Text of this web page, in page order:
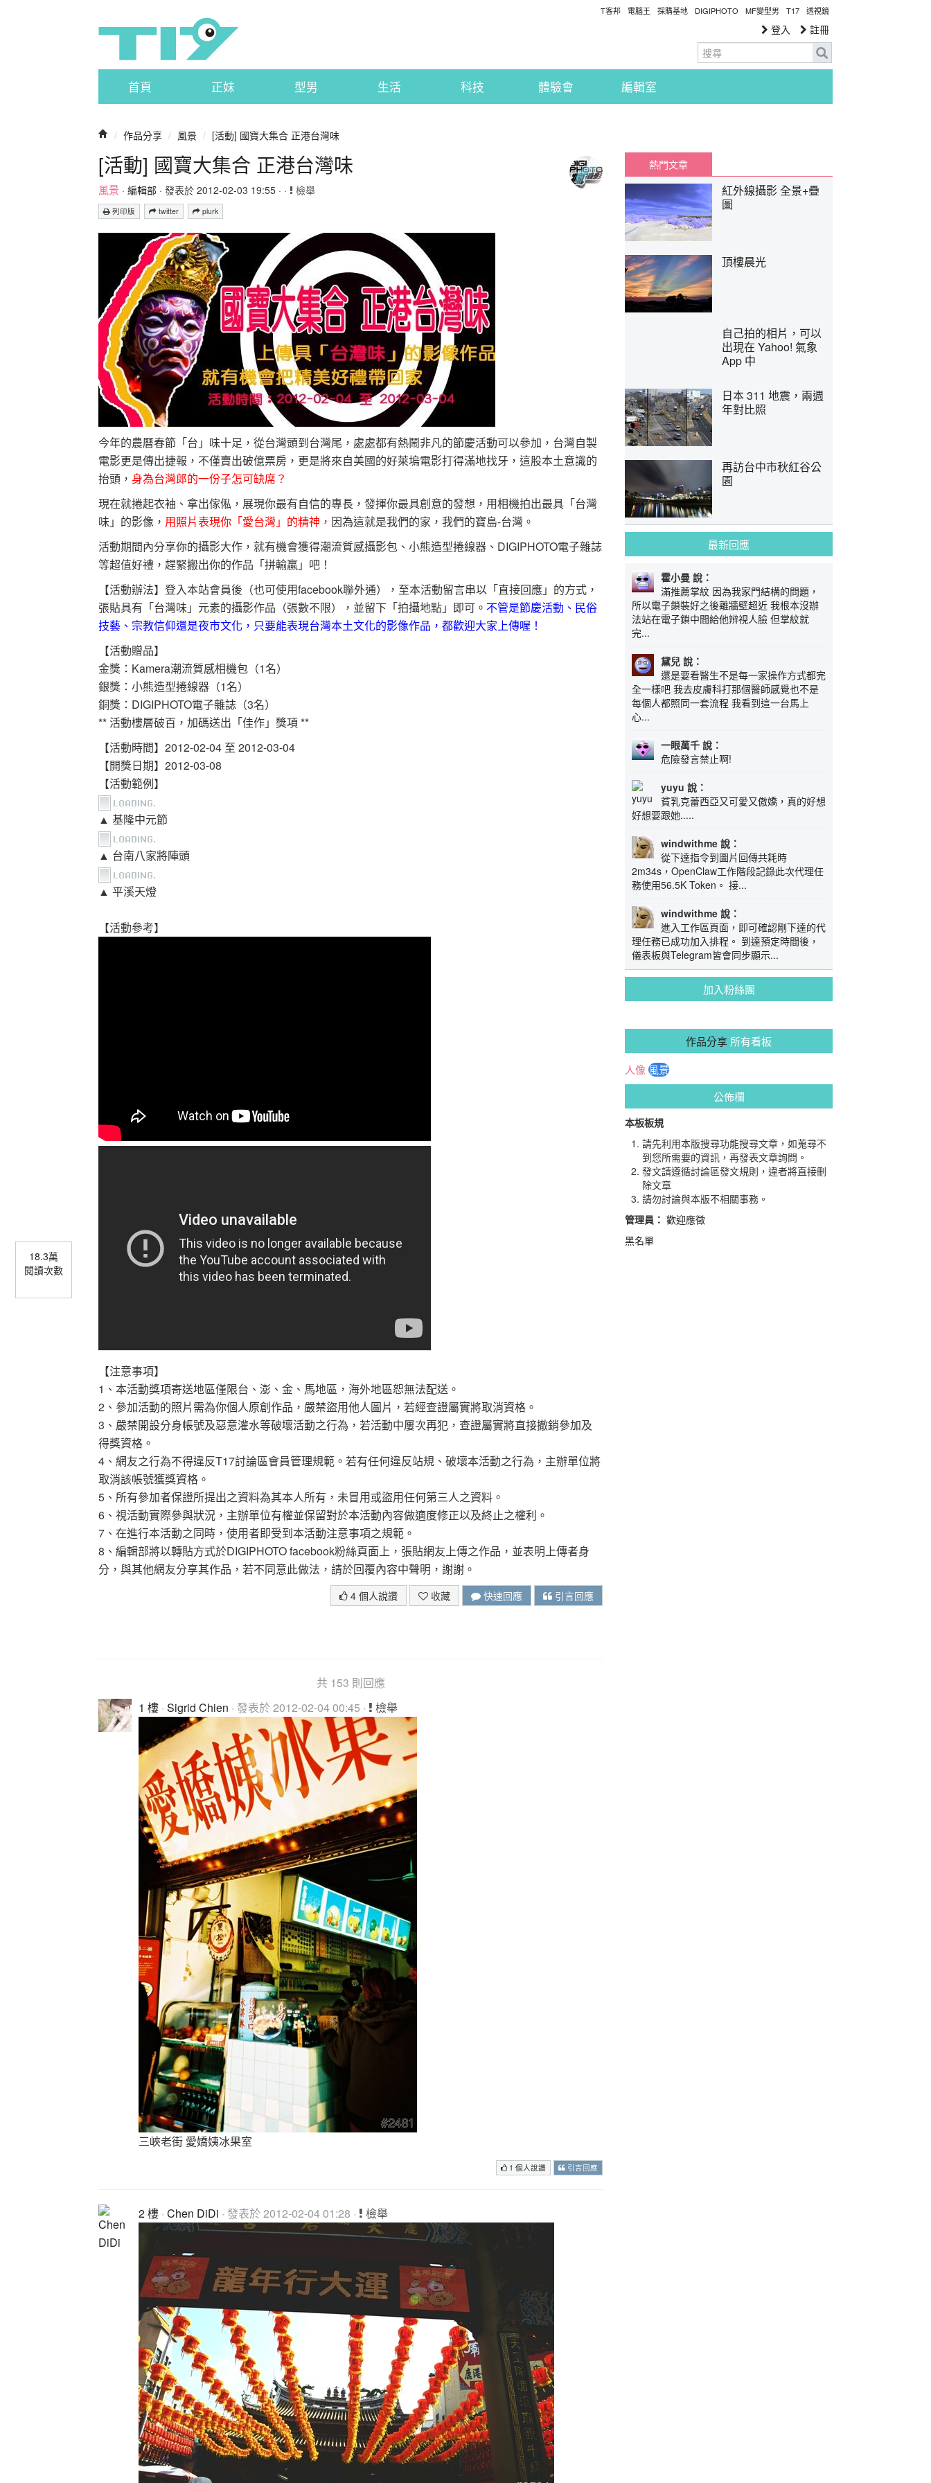
T客邦 電腦王 採購基地 DIGIPHOTO MF變型男 T17 透視鏡
登入 註冊
首頁 正妹 型男 生活 科技 體驗會 編輯室
/ 作品分享 / 風景 / [活動] 國寶大集合 正港台灣味
[活動] 國寶大集合 正港台灣味
風景 · 編輯部 · 發表於 2012-02-03 19:55 · · 檢舉
列印版 twitter plurk
18.3萬
閱讀次數
今年的農曆春節「台」味十足，從台灣頭到台灣尾，處處都有熱鬧非凡的節慶活動可以參加，台灣自製
電影更是傳出捷報，不僅賣出破億票房，更是將來自美國的好萊塢電影打得滿地找牙，這股本土意識的
抬頭， 身為台灣郎的一份子怎可缺席？
現在就捲起衣袖、拿出傢俬，展現你最有自信的專長，發揮你最具創意的發想，用相機拍出最具「台灣
味」的影像， 用照片表現你「愛台灣」的精神， 因為這就是我們的家，我們的寶島-台灣。
活動期間內分享你的攝影大作，就有機會獲得潮流質感攝影包、小熊造型捲線器、DIGIPHOTO電子雜誌
等超值好禮，趕緊搬出你的作品「拼輸贏」吧！
【活動辦法】登入本站會員後（也可使用facebook聯外通），至本活動留言串以「直接回應」的方式，
張貼具有「台灣味」元素的攝影作品（張數不限），並留下「拍攝地點」即可。 不管是節慶活動、民俗
技藝、宗教信仰還是夜市文化，只要能表現台灣本土文化的影像作品，都歡迎大家上傳喔！
【活動贈品】
金獎：Kamera潮流質感相機包（1名）
銀獎：小熊造型捲線器（1名）
銅獎：DIGIPHOTO電子雜誌（3名）
** 活動樓層破百，加碼送出「佳作」獎項 **
【活動時間】2012-02-04 至 2012-03-04
【開獎日期】2012-03-08
【活動範例】
▲ 基隆中元節
▲ 台南八家將陣頭
▲ 平溪天燈
【活動參考】
【注意事項】
1、本活動獎項寄送地區僅限台、澎、金、馬地區，海外地區恕無法配送。
2、參加活動的照片需為你個人原創作品，嚴禁盜用他人圖片，若經查證屬實將取消資格。
3、嚴禁開設分身帳號及惡意灌水等破壞活動之行為，若活動中屢次再犯，查證屬實將直接撤銷參加及
得獎資格。
4、網友之行為不得違反T17討論區會員管理規範。若有任何違反站規、破壞本活動之行為，主辦單位將
取消該帳號獲獎資格。
5、所有參加者保證所提出之資料為其本人所有，未冒用或盜用任何第三人之資料。
6、視活動實際參與狀況，主辦單位有權並保留對於本活動內容做適度修正以及終止之權利。
7、在進行本活動之同時，使用者即受到本活動注意事項之規範。
8、編輯部將以轉貼方式於DIGIPHOTO facebook粉絲頁面上，張貼網友上傳之作品，並表明上傳者身
分，與其他網友分享其作品，若不同意此做法，請於回覆內容中聲明，謝謝。
4 個人說讚 收藏 快速回應 引言回應
共 153 則回應
1 樓 · Sigrid Chien · 發表於 2012-02-04 00:45 · 檢舉
三峽老街 愛嬌姨冰果室
1 個人說讚 引言回應
2 樓 · Chen DiDi · 發表於 2012-02-04 01:28 · 檢舉
熱門文章
紅外線攝影 全景+疊
圖
頂樓晨光
自己拍的相片，可以
出現在 Yahoo! 氣象
App 中
日本 311 地震，兩週
年對比照
再訪台中市秋紅谷公
園
最新回應
霍小曼 說：
滿推薦掌紋 因為我家門結構的問題，
所以電子鎖裝好之後離牆壁超近 我根本沒辦
法站在電子鎖中間給他辨視人臉 但掌紋就
完...
黛兒 說：
還是要看醫生不是每一家操作方式都完
全一樣吧 我去皮膚科打那個醫師感覺也不是
每個人都照同一套流程 我看到這一台馬上
心...
一眼萬千 說：
危險發言禁止啊!
yuyu 說：
貧乳克蕾西亞又可愛又傲嬌，真的好想
好想要跟她.....
windwithme 說：
從下達指令到圖片回傳共耗時
2m34s，OpenClaw工作階段記錄此次代理任
務使用56.5K Token。 接...
windwithme 說：
進入工作區頁面，即可確認剛下達的代
理任務已成功加入排程。 到達預定時間後，
儀表板與Telegram皆會同步顯示...
加入粉絲團
作品分享 所有看板
人像 風景
公佈欄
本板板規
請先利用本版搜尋功能搜尋文章，如蒐尋不
到您所需要的資訊，再發表文章詢問。
發文請遵循討論區發文規則，違者將直接刪
除文章
請勿討論與本版不相關事務。
管理員： 歡迎應徵
黑名單